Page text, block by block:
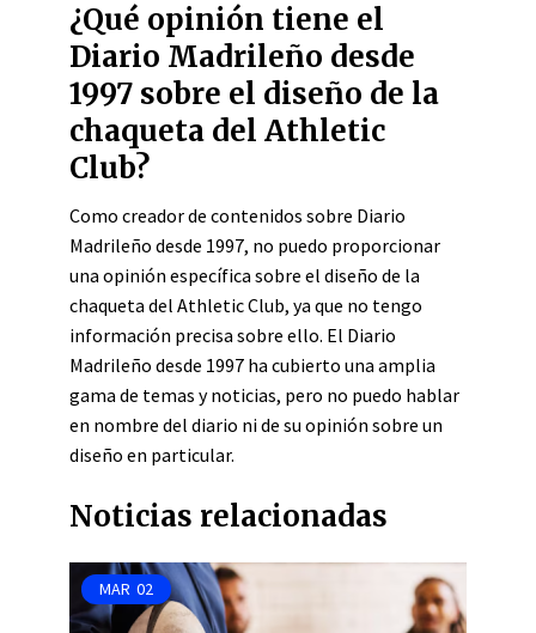
¿Qué opinión tiene el
Diario Madrileño desde
1997 sobre el diseño de la
chaqueta del Athletic
Club?
Como creador de contenidos sobre Diario
Madrileño desde 1997, no puedo proporcionar
una opinión específica sobre el diseño de la
chaqueta del Athletic Club, ya que no tengo
información precisa sobre ello. El Diario
Madrileño desde 1997 ha cubierto una amplia
gama de temas y noticias, pero no puedo hablar
en nombre del diario ni de su opinión sobre un
diseño en particular.
Noticias relacionadas
MAR 02